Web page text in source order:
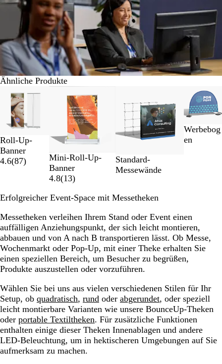
Ähnliche Produkte
Roll-Up-
Banner
4.6(87)
Mini-Roll-Up-
Banner
4.8(13)
Standard-
Messewände
Werbebog
en
Galeriebilder
4
Erfolgreicher Event-Space mit Messetheken
Messetheken verleihen Ihrem Stand oder Event einen
auffälligen Anziehungspunkt, der sich leicht montieren,
abbauen und von A nach B transportieren lässt. Ob Messe,
Wochenmarkt oder Pop-Up, mit einer Theke erhalten Sie
einen speziellen Bereich, um Besucher zu begrüßen,
Produkte auszustellen oder vorzuführen.
Wählen Sie bei uns aus vielen verschiedenen Stilen für Ihr
Setup, ob quadratisch, rund oder abgerundet, oder speziell
leicht montierbare Varianten wie unsere BounceUp-Theken
oder portable Textiltheken. Für zusätzliche Funktionen
enthalten einige dieser Theken Innenablagen und andere
LED-Beleuchtung, um in hektischeren Umgebungen auf Sie
aufmerksam zu machen.